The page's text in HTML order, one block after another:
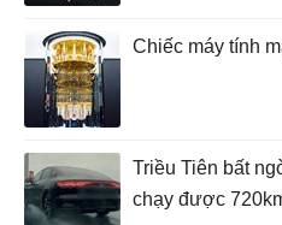
Chiếc máy tính
Triều Tiên bất
chạy được